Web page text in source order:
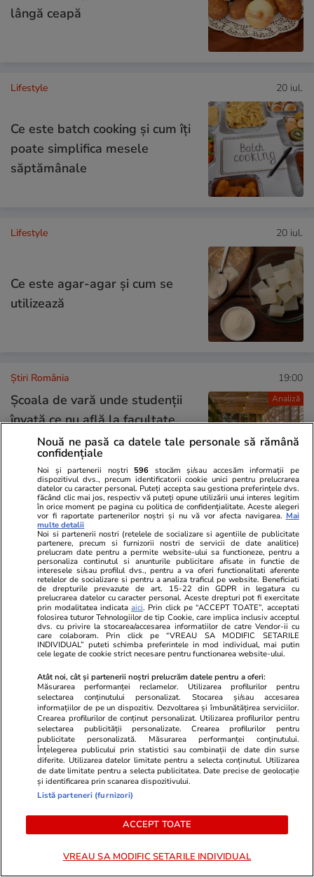
lângă ceapă
Lifestyle 20 iul.
Ce este batch cooking și cum îți
poate simplifica mesele
săptămânale
Lifestyle 20 iul.
Ce este agar-agar și cum se
utilizează
Analiză
Știri România 19:00
Școala de vară unde studenții
învață ce nu află la facultate.
„Tinerii își doresc mai mult
decât ceea ce primesc în sala
de curs”
Știri România 17:44
Reacțiile oamenilor din Padina,
localitatea lângă care a fost
doborâtă drona: „S-a văzut așa,
ca o flacără pe cer, de cinci
secunde”
Cine este pilotul român de F-16
care a doborât drona la Padina,
în județul Buzău. Generalul
Gheorghiță Vlad: „Îmi doresc să
fie decorat”
Reportaj
Știri România 17:00
36 de ani, o barieră de tren.
Nouă ne pasă ca datele tale personale să rămână
confidențiale
Noi și partenerii noștri 596 stocăm și/sau accesăm informații pe
dispozitivul dvs., precum identificatorii cookie unici pentru prelucrarea
datelor cu caracter personal. Puteți accepta sau gestiona preferințele dvs.
făcând clic mai jos, respectiv vă puteți opune utilizării unui interes legitim
în orice moment pe pagina cu politica de confidențialitate. Aceste alegeri
vor fi raportate partenerilor noștri și nu vă vor afecta navigarea. Mai
multe detalii
Noi si partenerii nostri (retelele de socializare si agentiile de publicitate
partenere, precum si furnizorii nostri de servicii de date analitice)
prelucram date pentru a permite website-ului sa functioneze, pentru a
personaliza continutul si anunturile publicitare afisate in functie de
interesele si/sau profilul dvs., pentru a va oferi functionalitati aferente
retelelor de socializare si pentru a analiza traficul pe website. Beneficiati
de drepturile prevazute de art. 15-22 din GDPR in legatura cu
prelucrarea datelor cu caracter personal. Aceste drepturi pot fi exercitate
prin modalitatea indicataaici. Prin click pe “ACCEPT TOATE”, acceptati
folosirea tuturor Tehnologiilor de tip Cookie, care implica inclusiv acceptul
dvs. cu privire la stocarea/accesarea informatiilor de catre Vendor-ii cu
care colaboram. Prin click pe “VREAU SA MODIFIC SETARILE
INDIVIDUAL” puteti schimba preferintele in mod individual, mai putin
cele legate de cookie strict necesare pentru functionarea website-ului.
Atât noi, cât și partenerii noștri prelucrăm datele pentru a oferi:
Măsurarea performanței reclamelor. Utilizarea profilurilor pentru
selectarea conținutului personalizat. Stocarea și/sau accesarea
informațiilor de pe un dispozitiv. Dezvoltarea și îmbunătățirea serviciilor.
Crearea profilurilor de conținut personalizat. Utilizarea profilurilor pentru
selectarea publicității personalizate. Crearea profilurilor pentru
publicitate personalizată. Măsurarea performanței conținutului.
Înțelegerea publicului prin statistici sau combinații de date din surse
diferite. Utilizarea datelor limitate pentru a selecta conținutul. Utilizarea
de date limitate pentru a selecta publicitatea. Date precise de geolocație
și identificarea prin scanarea dispozitivului.
Listă parteneri (furnizori)
ACCEPT TOATE
VREAU SA MODIFIC SETARILE INDIVIDUAL